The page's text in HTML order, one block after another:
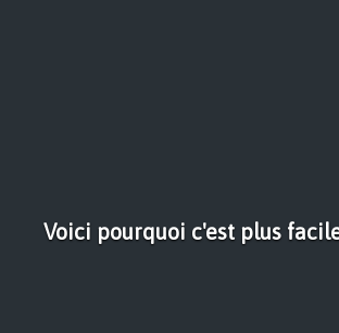
Voici pourquoi c'est plus